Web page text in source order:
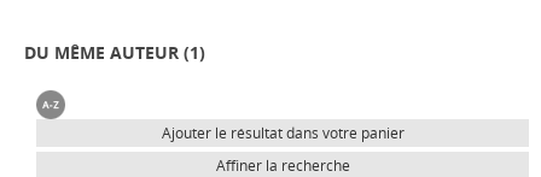
DU MÊME AUTEUR (1)
Ajouter le résultat dans votre panier
Affiner la recherche